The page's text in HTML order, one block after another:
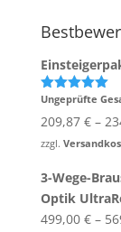
Bewertet
von 5
Ungeprüfte
209,87 €–
zzgl.
3-Wege-
Optik
499,00 €–